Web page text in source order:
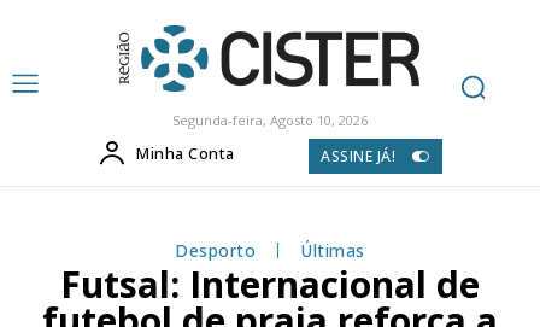
Segunda-feira, Agosto 10, 2026
Minha Conta ASSINE JÁ!
Desporto Últimas
Futsal: Internacional de